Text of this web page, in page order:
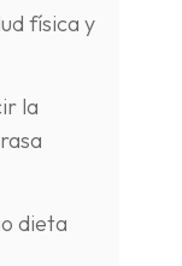
física y
la
dieta